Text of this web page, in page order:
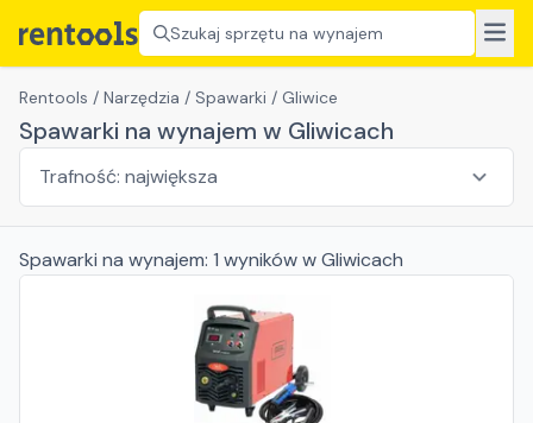
Szukaj sprzętu na wynajem
Rentools / Narzędzia / Spawarki / Gliwice
Spawarki na wynajem w Gliwicach
Spawarki na wynajem: 1 wynikóww Gliwicach